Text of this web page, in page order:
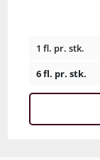
1 fl. pr. stk.
6 fl. pr. stk.